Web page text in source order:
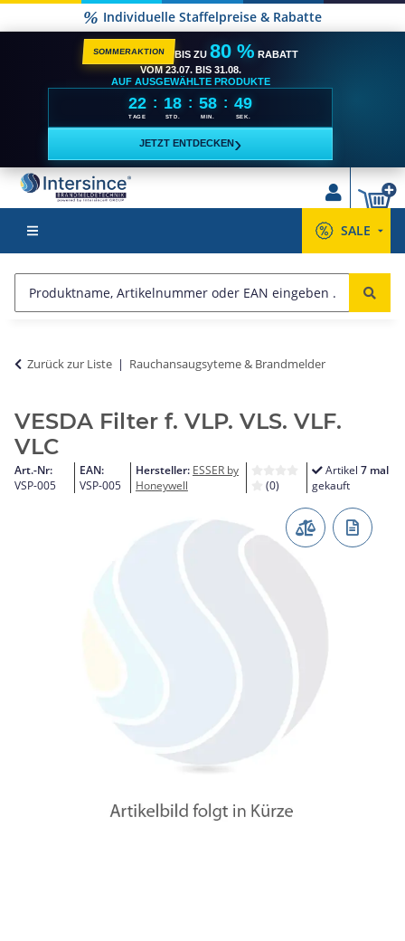
Individuelle Staffelpreise & Rabatte
SOMMERAKTION BIS ZU 80 % RABATT
VOM 23.07. BIS 31.08.
AUF AUSGEWÄHLTE PRODUKTE
22
TAGE
: 18
STD.
: 58
MIN.
: 48
SEK.
JETZT ENTDECKEN ›
SALE
Zurück zur Liste Rauchansaugsyteme & Brandmelder
VESDA Filter f. VLP. VLS. VLF.
VLC
Art.-Nr:
VSP-005
EAN:
VSP-005
Hersteller: ESSER by
Honeywell
(0)
Artikel 7 mal
gekauft